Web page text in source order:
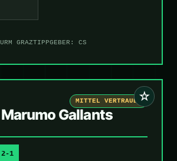
GRAZTIPPGEBER: CS
☆
MITTEL VERTRAUEN
Gallants
2-1